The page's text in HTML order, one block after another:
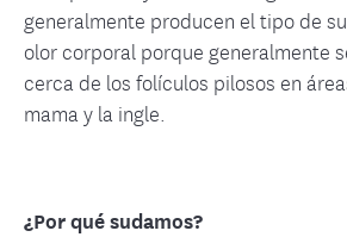
generalmente producen el tipo de
olor corporal porque generalmente
cerca de los folículos pilosos en
mama y la ingle.
¿Por qué sudamos?